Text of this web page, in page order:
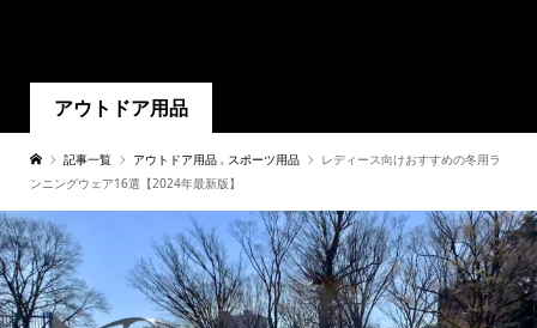
アウトドア用品
記事一覧 アウトドア用品 , スポーツ用品
レディース向けおすすめの冬用ラ
ンニングウェア16選【2024年最新版】